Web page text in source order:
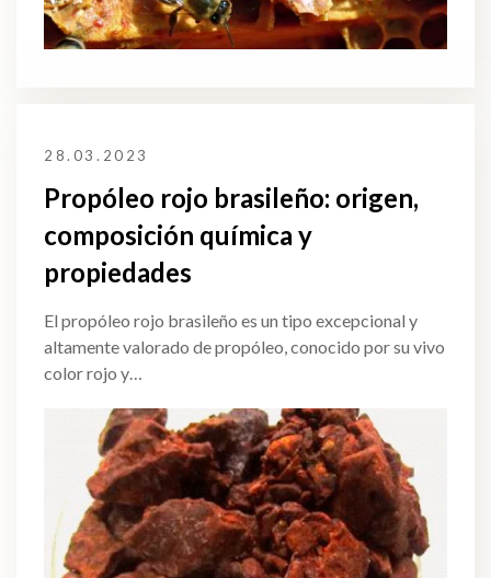
28.03.2023
Propóleo rojo brasileño: origen,
composición química y
propiedades
El propóleo rojo brasileño es un tipo excepcional y
altamente valorado de propóleo, conocido por su vivo
color rojo y…